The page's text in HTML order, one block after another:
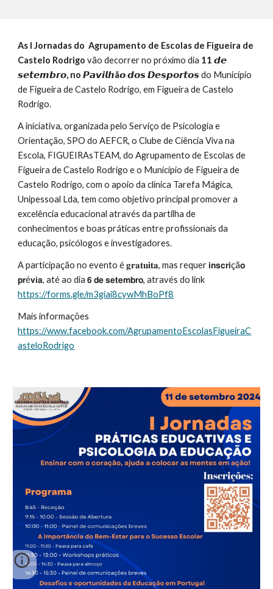
As I Jornadas do Agrupamento de Escolas de Figueira de
Castelo Rodrigo vão decorrer no próximo dia 11 𝙙𝙚
𝙨𝙚𝙩𝙚𝙢𝙗𝙧𝙤, no 𝙋𝙖𝙫𝙞𝙡𝙝ã𝙤 𝙙𝙤𝙨 𝘿𝙚𝙨𝙥𝙤𝙧𝙩𝙤𝙨do Município
de Figueira de Castelo Rodrigo, em Figueira de Castelo
Rodrigo.
A iniciativa, organizada pelo Serviço de Psicologia e
Orientação, SPO do AEFCR, o Clube de Ciência Viva na
Escola, FIGUEIRAsTEAM, do Agrupamento de Escolas de
Figueira de Castelo Rodrigo e o Município de Figueira de
Castelo Rodrigo, com o apoio da clínica Tarefa Mágica,
Unipessoal Lda, tem como objetivo principal promover a
excelência educacional através da partilha de
conhecimentos e boas práticas entre profissionais da
educação, psicólogos e investigadores.
A participação no evento é 𝐠𝐫𝐚𝐭𝐮𝐢𝐭𝐚, mas requer 𝗶𝗻𝘀𝗰𝗿𝗶çã𝗼
𝗽𝗿é𝘃𝗶𝗮, até ao dia 𝟲 𝗱𝗲 𝘀𝗲𝘁𝗲𝗺𝗯𝗿𝗼, através do link
https://forms.gle/m3giai8cywMhBoPf8
Mais informações
https://www.facebook.com/AgrupamentoEscolasFigueiraC
asteloRodrigo